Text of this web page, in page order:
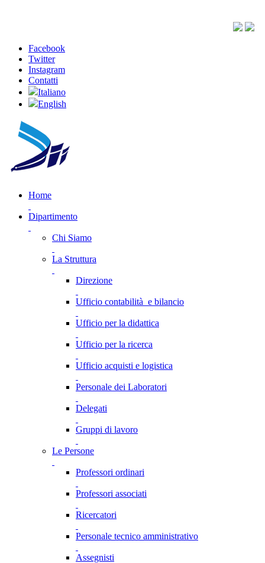
Facebook
Twitter
Instagram
Contatti
Italiano
English
Home
Dipartimento
Chi Siamo
La Struttura
Direzione
Ufficio contabilità e bilancio
Ufficio per la didattica
Ufficio per la ricerca
Ufficio acquisti e logistica
Personale dei Laboratori
Delegati
Gruppi di lavoro
Le Persone
Professori ordinari
Professori associati
Ricercatori
Personale tecnico amministrativo
Assegnisti